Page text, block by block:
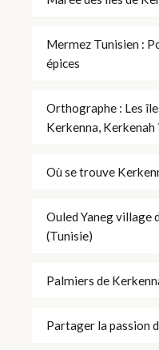
Mermez Tunisien :
épices
Orthographe : Les
Kerkenna, Kerkenah
Où se trouve
Ouled Yaneg village
(Tunisie)
Palmiers de
Partager la passion